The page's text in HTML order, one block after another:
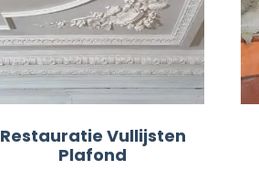
Restauratie Vullijsten
Plafond